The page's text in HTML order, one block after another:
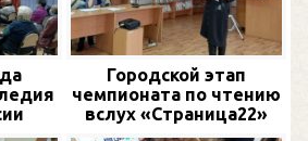
Городской этап
чемпионата по чтению
вслух «Страница22»